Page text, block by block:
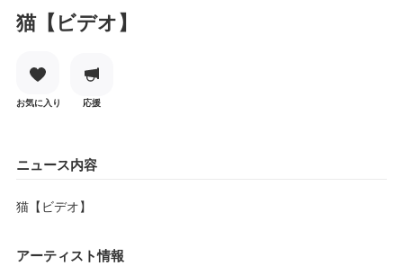
猫【ビデオ】
お気に入り 応援
ニュース内容
猫【ビデオ】
アーティスト情報